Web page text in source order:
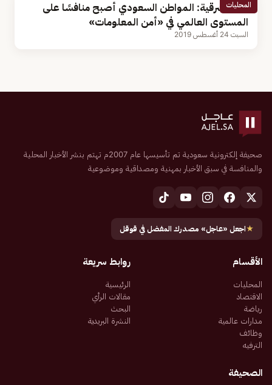
المحليات
أمير الشرقية: المواطن السعودي أصبح منافسًا على
المستوى العالمي في «أمن المعلومات»
السبت 24 أغسطس 2019
صحيفة إلكترونية سعودية تم تأسيسها عام 2007م تهتم بنشر الأخبار المحلية
والمنافسة في سبق الأخبار بمهنية ومصداقية وموضوعية
★اجعل «عاجل» مصدرك المفضل في قوقل
الأقسام
المحليات
الاقتصاد
رياضة
مدارات عالمية
وظائف
الترفيه
روابط سريعة
الرئيسية
مقالات الرأي
البحث
النشرة البريدية
الصحيفة